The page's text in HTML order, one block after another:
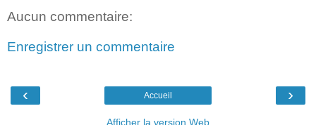
Aucun commentaire:
Enregistrer un commentaire
‹ ›
Accueil
Afficher la version Web